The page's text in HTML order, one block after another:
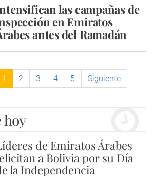
las campañas de
en Emiratos
antes del Ramadán
1 2 3 4 5 Siguiente
hoy
de Emiratos Árabes
a Bolivia por su Día
la Independencia